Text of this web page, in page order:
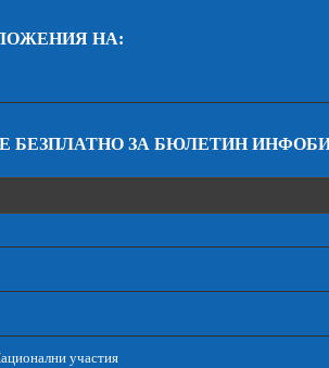
НА:
БЕЗПЛАТНО ЗА БЮЛЕТИН
участия